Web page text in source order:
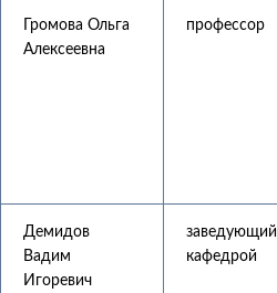
Громова Ольга
Алексеевна
профессор
Демидов
Вадим
Игоревич
заведующий
кафедрой